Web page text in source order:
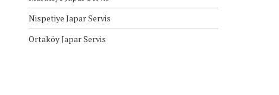
Nispetiye Japar Servis
Ortaköy Japar Servis